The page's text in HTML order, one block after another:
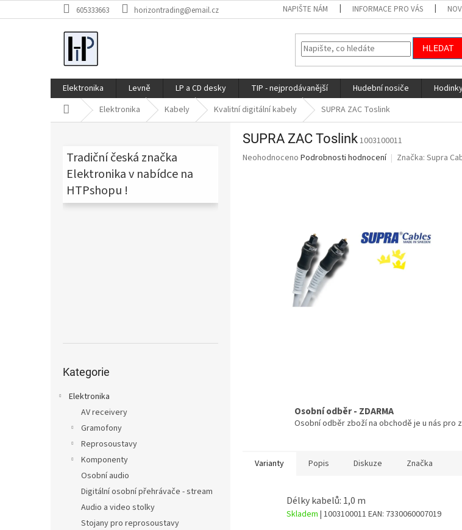
na
605333663 horizontrading@email.cz NAPIŠTE NÁM INFORMACE PRO VÁS
HLEDAT
Elektronika Levně LP a CD desky TIP - nejprodávanější Hudební nosiče
Domů Elektronika Kabely Kvalitní digitální kabely SUPRA ZAC Toslink
Tradiční česká značka
Elektronika v nabídce na
HTPshopu !
kategorie
Kategorie
Elektronika
AV receivery
Gramofony
Reprosoustavy
Komponenty
Osobní audio
Digitální osobní přehrávače - stream
Audio a video stolky
Stojany pro reprosoustavy
SUPRA ZAC Toslink1003100011
Průměrné
Neohodnoceno Podrobnosti hodnocení Značka: Supra
Osobní odběr - ZDARMA
Osobní odběr zboží na obchodě je u nás pro
Varianty Popis Diskuze Značka
Délky kabelů: 1,0 m
Skladem | 1003100011 EAN: 7330060007019